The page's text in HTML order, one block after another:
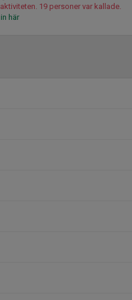
19 personer var kallade.
här